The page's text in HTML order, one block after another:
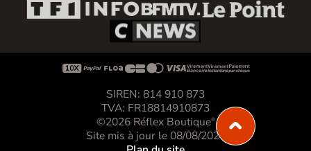

SIREN: 814 910 873
TVA: FR18814910873
©2026 Réflex Boutique®
Site mis à jour le 08/08/2026